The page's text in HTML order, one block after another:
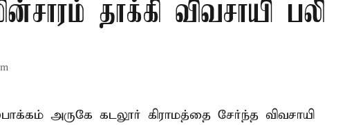
தாக்கி விவசாயி பலி
அருகே கடலூர் கிராமத்தை சேர்ந்த விவசாயி